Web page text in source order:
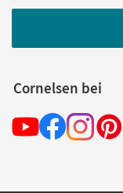
Cornelsen bei